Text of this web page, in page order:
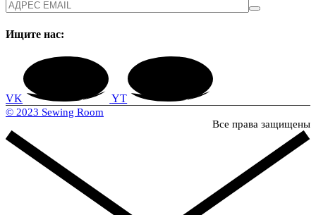
Ищите нас:
VK YT
© 2023 Sewing Room
Все права защищены